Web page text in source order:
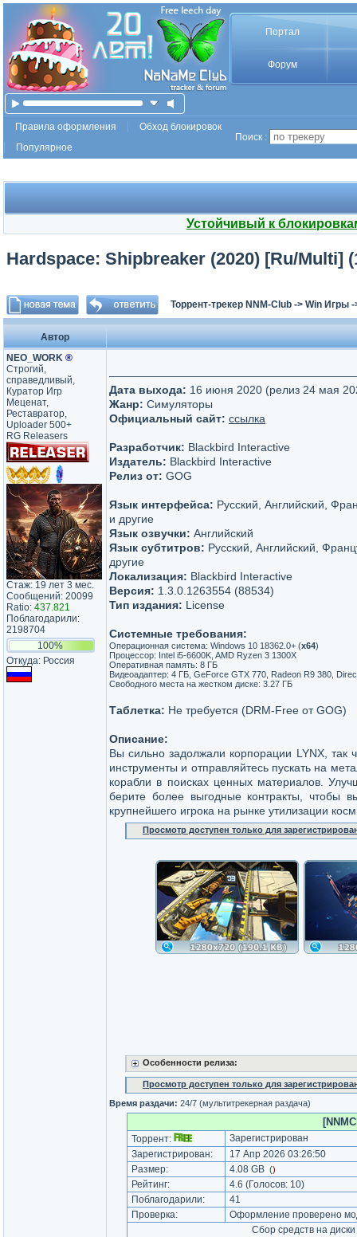
Портал
Форум
Правила оформления
Обход блокировок
Популярное
Поиск :
Устойчивый к
Hardspace: Shipbreaker (2020) [Ru/Multi]
Торрент-трекер NNM-Club -> Win Игры
Автор
NEO_WORK ®
Строгий,
справедливый,
Куратор Игр
Меценат,
Реставратор,
Uploader 500+
RG Releasers
Стаж: 19 лет 3 мес.
Сообщений: 20099
Ratio: 437.821
Поблагодарили:
2198704
100%
Откуда: Россия
Дата выхода: 16 июня 2020 (релиз 24 мая
Жанр: Симуляторы
Официальный сайт: ссылка
Разработчик: Blackbird Interactive
Издатель: Blackbird Interactive
Релиз от: GOG
Язык интерфейса: Русский, Английский,
и другие
Язык озвучки: Английский
Язык субтитров: Русский, Английский,
другие
Локализация: Blackbird Interactive
Версия: 1.3.0.1263554 (88534)
Тип издания: License
Системные требования:
Операционная система: Windows 10 18362.0+ (x64)
Процессор: Intel i5-6600K, AMD Ryzen 3 1300X
Оперативная память: 8 ГБ
Видеоадаптер: 4 ГБ, GeForce GTX 770, Radeon R9 380,
Свободного места на жестком диске: 3.27 ГБ
Таблетка: Не требуется (DRM-Free от GOG)
Описание:
Вы сильно задолжали корпорации LYNX, так
инструменты и отправляйтесь пускать на
корабли в поисках ценных материалов.
берите более выгодные контракты, чтобы
крупнейшего игрока на рынке утилизации
Просмотр доступен только для
Особенности релиза:
Просмотр доступен только для
Время раздачи: 24/7 (мультитрекерная раздача)
Торрент:
Зарегистрирован
Зарегистрирован:
17 Апр 2026 03:26:50
Размер:
4.08 GB ()
Рейтинг: 4.6 (Голосов: 10)
Поблагодарили:
41
Проверка:
Оформление проверено
Сбор средств на